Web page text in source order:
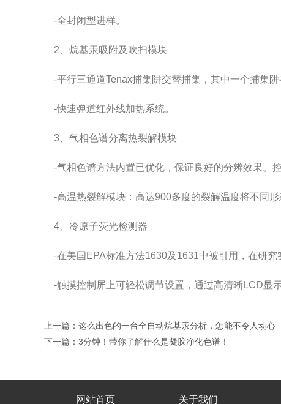
-全封闭型进样。
2、烷基汞吸附及吹扫模块
-平行三通道Tenax捕集阱交替捕集，其中一个捕集
-快速弹道红外线加热系统。
3、气相色谱分离热裂解模块
-气相色谱方法内置已优化，保证良好的分辨效果。
-高温热裂解模块：高达900多度的裂解温度将不同形
4、冷原子荧光检测器
-在美国EPA标准方法1630及1631中被引用，在研究
-触摸控制屏上可轻松调节设置，通过高清晰LCD显示
上一篇： 这么出色的一台全自动烷基汞分析，怎能不令人动心
下一篇： 3分钟！带你了解什么是凝胶净化色谱！
网站首页 关于我们